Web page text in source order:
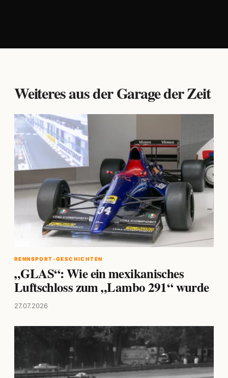
Weiteres aus der Garage der Zeit
RENNSPORT-GESCHICHTEN
„GLAS“: Wie ein mexikanisches
Luftschloss zum „Lambo 291“ wurde
27.07.2026